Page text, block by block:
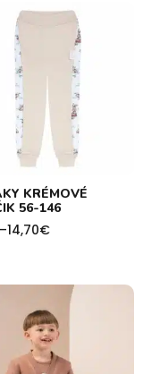
KRÉMOVÉ
56-146
–14,70€